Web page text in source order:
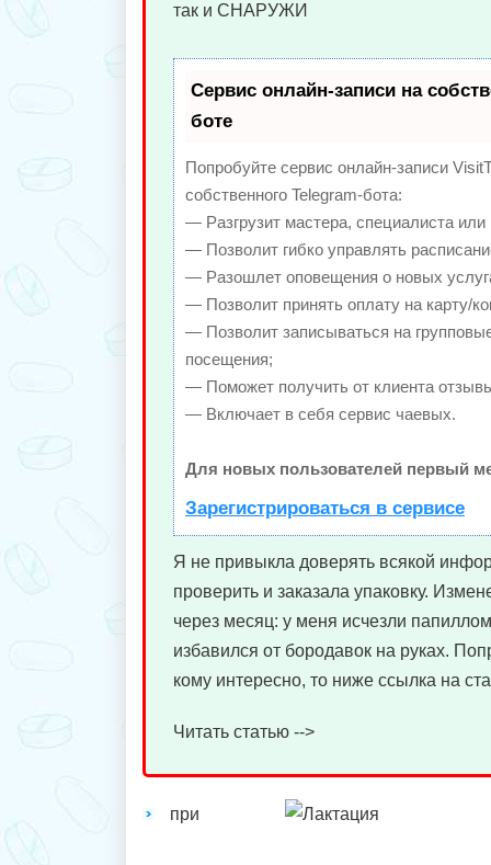
так и СНАРУЖИ
Сервис онлайн-записи на
боте
Попробуйте сервис онлайн-записи
собственного Telegram-бота:
— Разгрузит мастера, специалиста
— Позволит гибко управлять
— Разошлет оповещения о новых
— Позволит принять оплату на карту/
— Позволит записываться на
посещения;
— Поможет получить от клиента
— Включает в себя сервис чаевых.
Для новых пользователей первый
Зарегистрироваться в сервисе
Я не привыкла доверять всякой
проверить и заказала упаковку.
через месяц: у меня исчезли
избавился от бородавок на руках.
кому интересно, то ниже ссылка на
Читать статью -->
при